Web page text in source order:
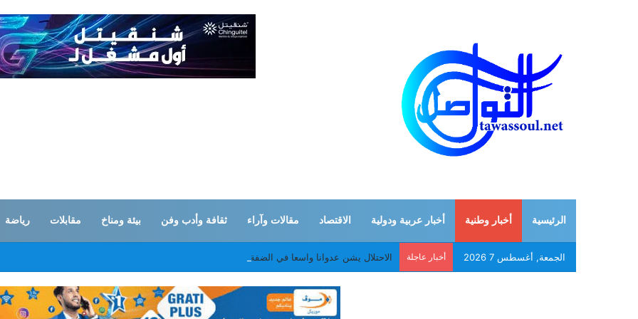
الرئيسية أخبار وطنية أخبار عربية ودولية الاقتصاد مقالات وآراء ثقافة وأدب وفن بيئة ومناخ مقابلات رياضة
الجمعة, أغسطس 7 2026 أخبار عاجلة الاحتلال يشن عدوانا واسعا في الضفة الغربية وينسحب من قلنديا بعد يومين من هدم المنازل